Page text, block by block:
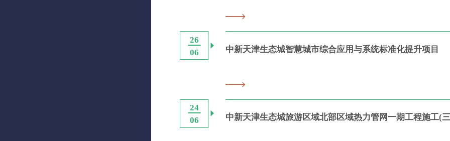
26
06
中新天津生态城智慧城市综合应用与系统标准化提升项目
24
06
中新天津生态城旅游区域北部区域热力管网一期工程施工(